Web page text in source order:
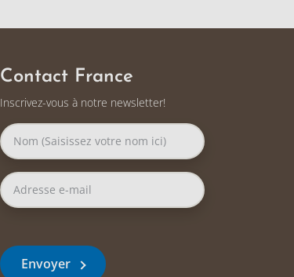
Contact France
Inscrivez-vous à notre newsletter!
Envoyer